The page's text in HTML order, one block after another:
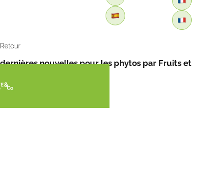
Retour
dernières nouvelles pour les phytos par Fruits et